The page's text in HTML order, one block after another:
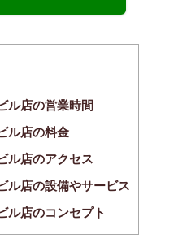
ル店の営業時間
ル店の料金
ル店のアクセス
ル店の設備やサービス
ル店のコンセプト